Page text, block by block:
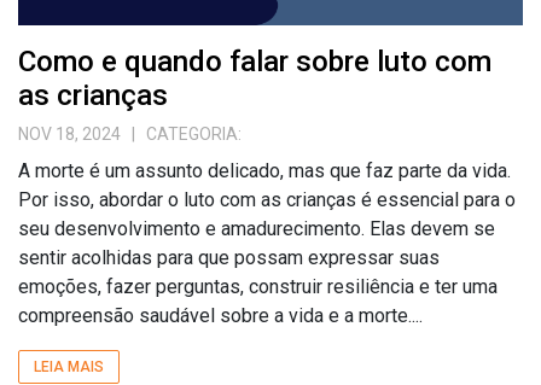
Como e quando falar sobre luto com
as crianças
NOV 18, 2024 | CATEGORIA:
A morte é um assunto delicado, mas que faz parte da vida.
Por isso, abordar o luto com as crianças é essencial para o
seu desenvolvimento e amadurecimento. Elas devem se
sentir acolhidas para que possam expressar suas
emoções, fazer perguntas, construir resiliência e ter uma
compreensão saudável sobre a vida e a morte....
LEIA MAIS